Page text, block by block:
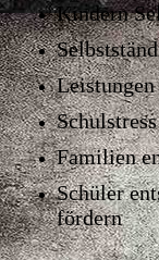
Kindern
Familien
Schüler
fördern